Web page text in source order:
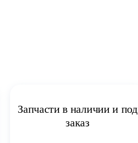
Запчасти в наличии и под
заказ